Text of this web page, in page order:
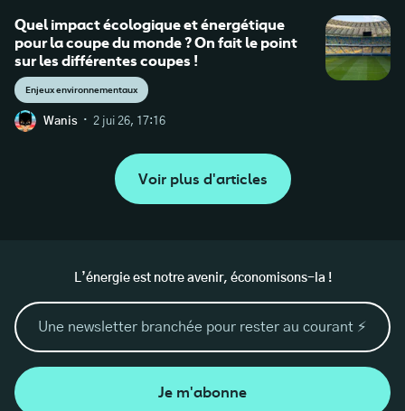
Quel impact écologique et énergétique
pour la coupe du monde ? On fait le point
sur les différentes coupes !
Enjeux environnementaux
Wanis · 2 jui 26, 17:16
Voir plus d'articles
L’énergie est notre avenir, économisons-la !
Je m'abonne